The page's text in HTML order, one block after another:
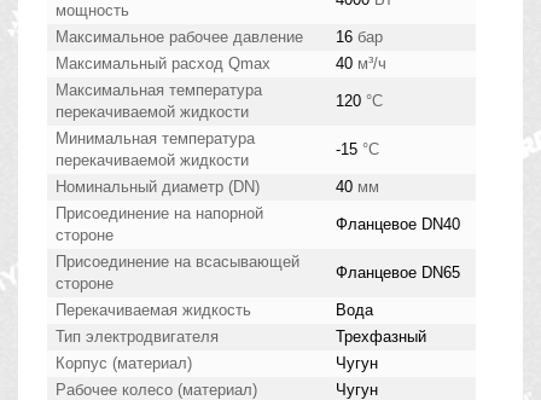
мощность
Максимальное рабочее давление 16 бар
Максимальный расход Qmax
40 м³/ч
Максимальная температура
перекачиваемой жидкости
120 °С
Минимальная температура
перекачиваемой жидкости
-15 °С
Номинальный диаметр (DN) 40 мм
Присоединение на напорной
стороне
Фланцевое DN40
Присоединение на всасывающей
стороне
Фланцевое DN65
Перекачиваемая жидкость
Вода
Тип электродвигателя
Трехфазный
Корпус (материал)
Чугун
Рабочее колесо (материал)
Чугун